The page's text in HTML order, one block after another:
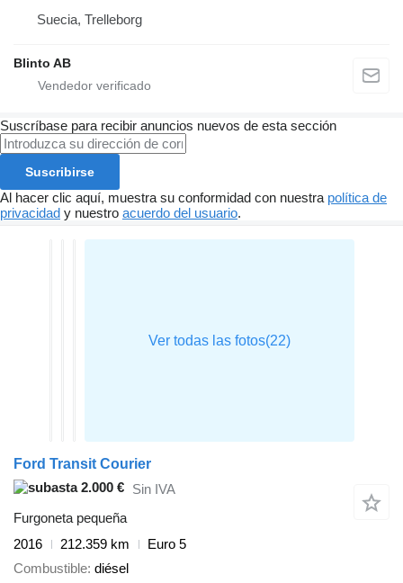
Suecia, Trelleborg
Blinto AB
Suscríbase para recibir anuncios nuevos de esta sección
Suscribirse
Al hacer clic aquí, muestra su conformidad con nuestra política de
privacidad y nuestro acuerdo del usuario.
Ford Transit Courier
2.000 € Sin IVA
Furgoneta pequeña
2016
212.359 km
Euro 5
Combustible diésel